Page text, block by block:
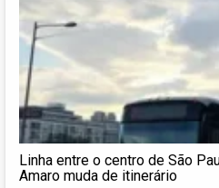
Linha entre o centro de São
Amaro muda de itinerário